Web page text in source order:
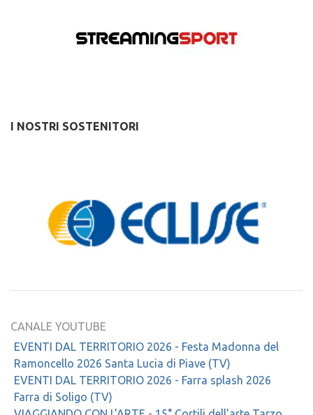
I NOSTRI SOSTENITORI
CANALE YOUTUBE
EVENTI DAL TERRITORIO 2026 - Festa Madonna del
Ramoncello 2026 Santa Lucia di Piave (TV)
EVENTI DAL TERRITORIO 2026 - Farra splash 2026